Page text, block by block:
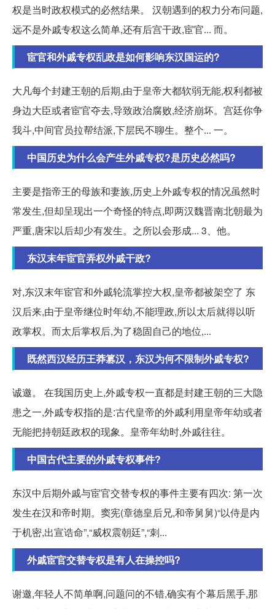
权是当时政权模式的必然结果。 汉朝遇到的权力分布问题,
远不是外戚专权这么简单,还有后宫干政,宦官... 而。
宦官和外戚专权乱政是如何影响东汉国运的?
大凡每个封建王朝的后期,由于皇帝大都软弱无能,权利都被
身边大臣或者宦官夺去,导致政治腐败,经济崩坏。宫廷你争
我斗,中间官员拉帮结派,下层民不聊生。整个... 一。
中国历史为什么会产生外戚专权?是历史必然吗?
主要是指帝王的母族和妻族,历史上外戚专权的情况虽然时
常发生,但却呈现出一个奇怪的特点,即两汉魏晋南北朝最为
严重,唐宋以后却少有发生。之所以会形成... 3、他。
东汉末年宦官弄权外戚干政?
对,东汉末年宦官和外戚轮流掌控大权,皇帝都被架空了 东
汉后来,由于皇帝继位时年幼,不能理政,所以太后就得以听
政掌权。而太后掌权后,为了稳固自己的地位,...
既然西汉经历王莽篡汉，东汉为何不限制外戚专权?
诚邀。 在我国历史上,外戚专权一直都是封建王朝的三大隐
患之一,外戚专权指的是:古代皇帝的外戚利用皇帝年幼或者
无能把持朝廷政权的现象。皇帝年幼时,外戚往往。
中国古代主要的外戚专权事件?
东汉中后期外戚与宦官交替专权的事件主要有四次: 第一次
发生在汉和帝时期。窦宪(章德皇后兄,和帝舅舅)“以侍是内
于机密,出宣诰命”,“威权震朝廷”,“刺...
外戚宦官交替专权是有人在操控吗?
谢邀,年轻人不简单啊,问题问的不错,确实有个幕后黑手,那